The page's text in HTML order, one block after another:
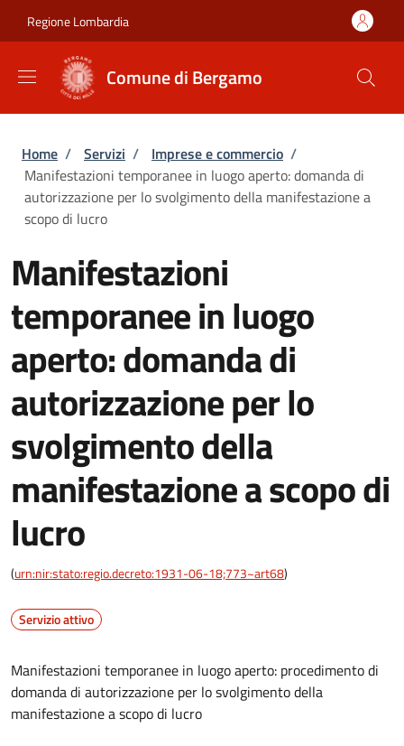
Regione Lombardia
Comune di Bergamo
Briciole di pane
Home / Servizi / Imprese e commercio /
Manifestazioni temporanee in luogo aperto: domanda di
autorizzazione per lo svolgimento della manifestazione a
scopo di lucro
Manifestazioni
temporanee in luogo
aperto: domanda di
autorizzazione per lo
svolgimento della
manifestazione a scopo di
lucro
(urn:nir:stato:regio.decreto:1931-06-18;773~art68)
Servizio attivo
Manifestazioni temporanee in luogo aperto: procedimento di
domanda di autorizzazione per lo svolgimento della
manifestazione a scopo di lucro